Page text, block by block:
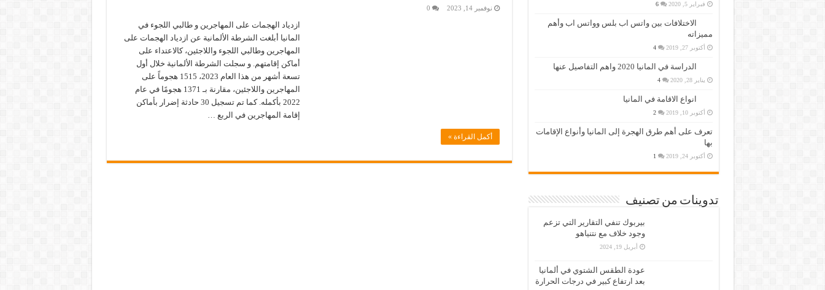
نوفمبر 14, 2023 0
ازدياد الهجمات على المهاجرين و طالبي اللجوء في
المانيا أبلغت الشرطة الألمانية عن ازدياد الهجمات على
المهاجرين وطالبي اللجوء واللاجئين، كالاعتداء على
أماكن إقامتهم. و سجلت الشرطة الألمانية خلال أول
تسعة أشهر من هذا العام 2023، 1515 هجوماً على
المهاجرين واللاجئين، مقارنة بـ 1371 هجومًا في عام
2022 بأكمله. كما تم تسجيل 30 حادثة إضرار بأماكن
إقامة المهاجرين في الربع …
أكمل القراءة »
فبراير 5, 2020 6
الاختلافات بين واتس اب بلس وواتس اب وأهم
مميزاته
أكتوبر 27, 2019 4
الدراسة في المانيا 2020 واهم التفاصيل عنها
يناير 28, 2020 4
انواع الاقامة في المانيا
أكتوبر 10, 2019 2
تعرف على أهم طرق الهجرة إلى المانيا وأنواع الإقامات
بها
أكتوبر 24, 2019 1
تدوينات من تصنيف
بيربوك تنفي التقارير التي تزعم
وجود خلاف مع نتنياهو
أبريل 19, 2024
عودة الطقس الشتوي في ألمانيا
بعد ارتفاع كبير في درجات الحرارة